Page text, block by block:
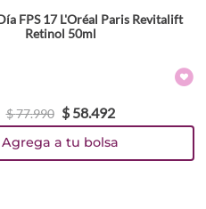
FPS 17 L'Oréal Paris Revitalift
Retinol 50ml
$77.990 $ 58.492
Agrega a tu bolsa